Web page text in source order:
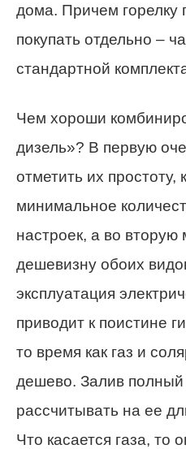
дома. Причем горелку
покупать отдельно –
стандартной
Чем хороши
дизель»? В первую
отметить их простоту,
минимальное
настроек, а во
дешевизну обоих
эксплуатация
приводит к поистине
то время как газ и
дешево. Залив полный
рассчитывать на ее
Что касается газа, то